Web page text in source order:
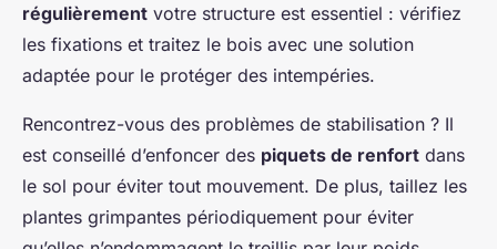
régulièrement votre structure est essentiel : vérifiez
les fixations et traitez le bois avec une solution
adaptée pour le protéger des intempéries.
Rencontrez-vous des problèmes de stabilisation ? Il
est conseillé d’enfoncer des piquets de renfort dans
le sol pour éviter tout mouvement. De plus, taillez les
plantes grimpantes périodiquement pour éviter